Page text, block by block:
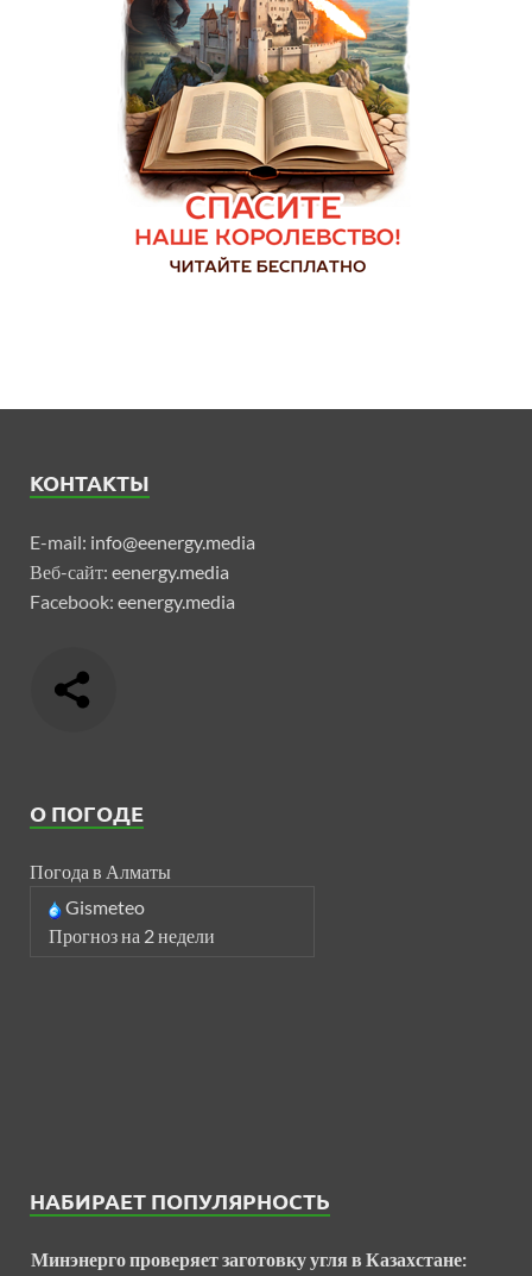
КОНТАКТЫ
E-mail: info@eenergy.media
Веб-сайт: eenergy.media
Facebook: eenergy.media
О ПОГОДЕ
Погода в Алматы
Gismeteo
Прогноз на 2 недели
НАБИРАЕТ ПОПУЛЯРНОСТЬ
Минэнерго проверяет заготовку угля в Казахстане: